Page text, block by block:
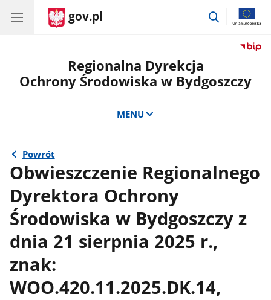
gov.pl
przejdź
Regionalna Dyrekcja
Ochrony Środowiska w Bydgoszczy
MENU
Powrót
Obwieszczenie Regionalnego
Dyrektora Ochrony
Środowiska w Bydgoszczy z
dnia 21 sierpnia 2025 r.,
znak:
WOO.420.11.2025.DK.14,